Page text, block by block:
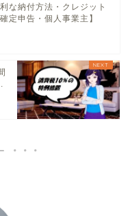
な納付方法・クレジット
定申告・個人事業主】